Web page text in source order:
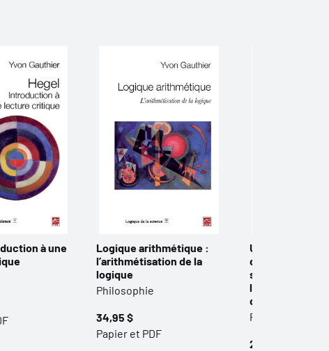
à une
Logique arithmétique :
l’arithmétisation de la
logique
Philosophie
34,95 $
Papier et PDF
Une histoire
de la
sciences. Vol. 2
l’empirisme
débat
Philosophie
24,95 $